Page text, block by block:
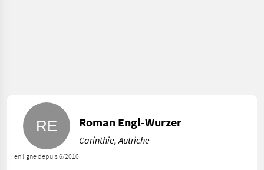
en ligne depuis 6/2010
Roman Engl-Wurzer
Carinthie, Autriche